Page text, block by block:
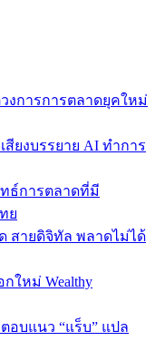
งการการตลาดยุคใหม่
ยงบรรยาย AI ทำการ
ทธ์การตลาดที่มี
ย
สายดิจิทัล พลาดไม่ได้
ใหม่ Wealthy
ตอบแนว “แร็บ” แปล